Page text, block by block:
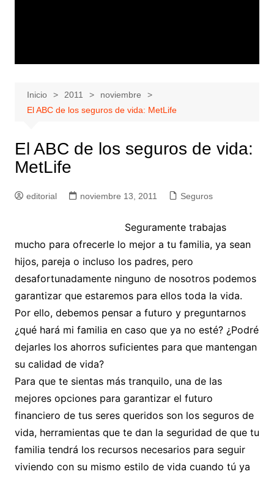
Inicio 2011
noviembre
El ABC de los seguros de vida: MetLife
El ABC de los seguros de vida:
MetLife
editorial noviembre 13, 2011 Seguros
Seguramente trabajas
mucho para ofrecerle lo mejor a tu familia, ya sean
hijos, pareja o incluso los padres, pero
desafortunadamente ninguno de nosotros podemos
garantizar que estaremos para ellos toda la vida.
Por ello, debemos pensar a futuro y preguntarnos
¿qué hará mi familia en caso que ya no esté? ¿Podré
dejarles los ahorros suficientes para que mantengan
su calidad de vida?
Para que te sientas más tranquilo, una de las
mejores opciones para garantizar el futuro
financiero de tus seres queridos son los seguros de
vida, herramientas que te dan la seguridad de que tu
familia tendrá los recursos necesarios para seguir
viviendo con su mismo estilo de vida cuando tú ya